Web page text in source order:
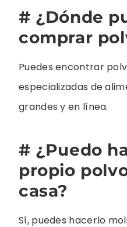
# ¿Dónde
comprar
Puedes encontrar
especializadas de
grandes y en línea.
# ¿Puedo
propio
casa?
Sí, puedes hacerlo